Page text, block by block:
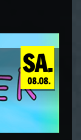
SA.
08.08.